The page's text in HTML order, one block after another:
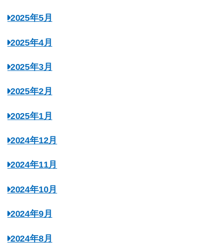
2025年5月
2025年4月
2025年3月
2025年2月
2025年1月
2024年12月
2024年11月
2024年10月
2024年9月
2024年8月